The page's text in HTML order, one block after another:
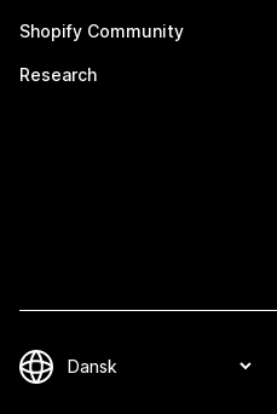
Shopify Community
Research